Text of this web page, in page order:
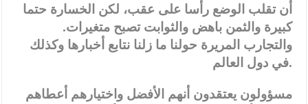
على شراكة فاعلة مع الإعلام
دعوة المكلفين بخدمة العلم (الدفعة الثالثة) إلى مراجعة منصة خدمة
الملك يلتقي مجموعة من رفاق السلاح
أن تقلب الوضع رأسا على عقب، لكن الخسارة حتما
كبيرة والثمن باهض والثوابت تصبح متغيرات.
والتجارب المريرة حولنا ما زلنا نتابع أخبارها وكذلك
في دول العالم.
مسؤولون يعتقدون أنهم الأفضل واختيارهم أعطاهم